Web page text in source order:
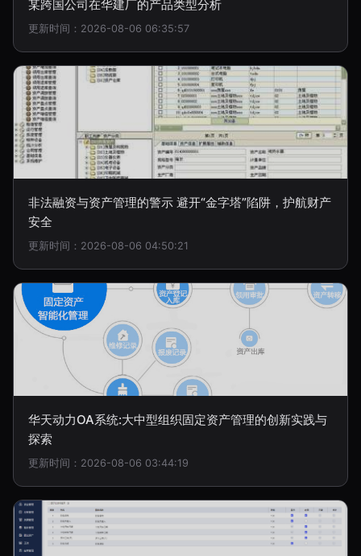
某跨国公司在华建厂的产品类型分析
更新时间：2026-08-06 06:35:57
非法融资与资产管理的警示 避开“金字塔”陷阱，护航财产
安全
更新时间：2026-08-06 04:50:21
华天动力OA系统:大中型组织固定资产管理的创新实践与
探索
更新时间：2026-08-06 03:44:19